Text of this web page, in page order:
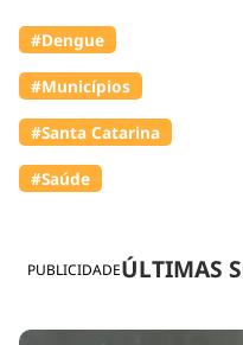
PUBLICIDADEÚLTIMAS
#Dengue
#Municípios
#Santa Catarina
#Saúde